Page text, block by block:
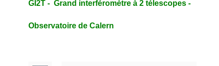
GI2T - Grand interféromètre à 2 télescopes -
Observatoire de Calern